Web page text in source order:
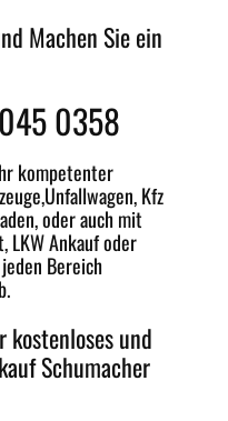
Machen Sie ein
0358
kompetenter
Unfallwagen, Kfz
, oder auch mit
, LKW Ankauf oder
Bereich
kostenloses und
Schumacher